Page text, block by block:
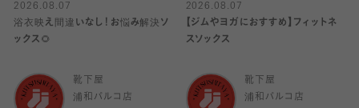
2026.08.07
浴衣映え間違いなし！お悩み解決ソ
ックス🌻
靴下屋
浦和パルコ店
2026.08.07
【ジムやヨガにおすすめ】フィットネ
スソックス
靴下屋
浦和パルコ店